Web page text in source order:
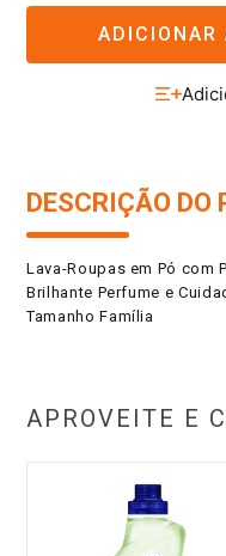
ADICIONAR
DESCRIÇÃO DO
Lava-Roupas em Pó com
Brilhante Perfume e
Tamanho Família
APROVEITE E